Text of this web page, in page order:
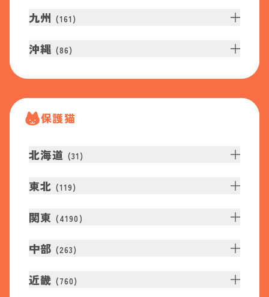
九州 (161 )
沖縄 (86)
保護猫
北海道 (31 )
東北 (119)
関東 (4190 )
中部 (263)
近畿 (760)